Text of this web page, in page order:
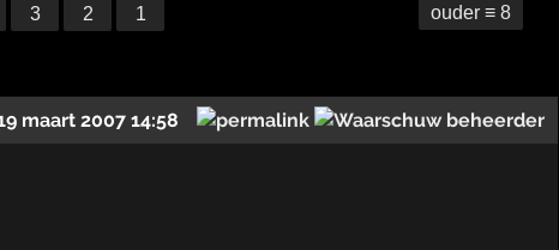
3 2 1 ouder ≡ 8
maart 2007 14:58